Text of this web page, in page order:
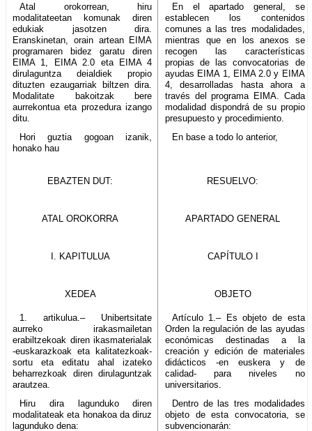
Atal orokorrean, hiru
modalitateetan komunak diren
edukiak jasotzen dira.
Eranskinetan, orain artean EIMA
programaren bidez garatu diren
EIMA 1, EIMA 2.0 eta EIMA 4
dirulaguntza deialdiek propio
dituzten ezaugarriak biltzen dira.
Modalitate bakoitzak bere
aurrekontua eta prozedura izango
ditu.
En el apartado general, se
establecen los contenidos
comunes a las tres modalidades,
mientras que en los anexos se
recogen las características
propias de las convocatorias de
ayudas EIMA 1, EIMA 2.0 y EIMA
4, desarrolladas hasta ahora a
través del programa EIMA. Cada
modalidad dispondrá de su propio
presupuesto y procedimiento.
Hori guztia gogoan izanik,
honako hau
En base a todo lo anterior,
EBAZTEN DUT: RESUELVO:
ATAL OROKORRA APARTADO GENERAL
I. KAPITULUA CAPÍTULO I
XEDEA OBJETO
1. artikulua.– Unibertsitate
aurreko irakasmailetan
erabiltzekoak diren ikasmaterialak
-euskarazkoak eta kalitatezkoak-
sortu eta editatu ahal izateko
beharrezkoak diren dirulaguntzak
arautzea.
Artículo 1.– Es objeto de esta
Orden la regulación de las ayudas
económicas destinadas a la
creación y edición de materiales
didácticos -en euskera y de
calidad- para niveles no
universitarios.
Hiru dira lagunduko diren
modalitateak eta honakoa da diruz
lagunduko dena:
Dentro de las tres modalidades
objeto de esta convocatoria, se
subvencionarán: